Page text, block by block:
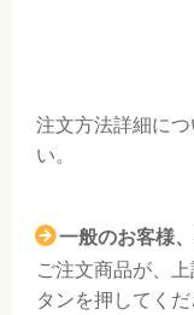
注文方法詳細につ
い。
一般のお客様
ご注文商品が、
タンを押してくだ